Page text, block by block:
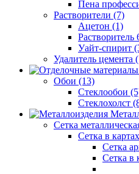
Пена
Растворители (7)
Ацетон (1)
Растворитель
Уайт-спирит
Удалитель цемента
Обои (13)
Стеклообои
Стеклохолст
Сетка
Сетка в
Сетка
Сетка в